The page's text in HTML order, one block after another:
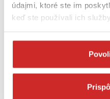
údajmi, ktoré ste im
keď ste používali ich
SVX Závlačka pružinová dvojitá
DIN 11024 pozinkovaná 2mm
Rozmer (mm): 2 mm